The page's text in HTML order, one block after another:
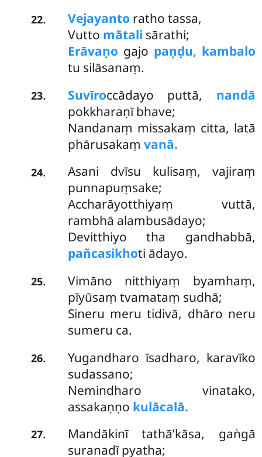
22. Vejayanto ratho tassa,
Vutto mātali sārathi;
Erāvaṇo gajo paṇḍu, kambalo
tu silāsanaṃ.
23. Suvīroccādayo puttā, nandā
pokkharaṇī bhave;
Nandanaṃ missakaṃ citta, latā
phārusakaṃ vanā.
24.
Asani dvīsu kulisaṃ, vajiraṃ
punnapuṃsake;
Accharāyotthiyaṃ vuttā,
rambhā alambusādayo;
Devitthiyo tha gandhabbā,
pañcasikhoti ādayo.
25.
Vimāno nitthiyaṃ byamhaṃ,
pīyūsaṃ tvamataṃ sudhā;
Sineru meru tidivā, dhāro neru
sumeru ca.
26.
Yugandharo īsadharo, karavīko
sudassano;
Nemindharo vinatako,
assakaṇṇo kulācalā.
27.
Mandākinī tathā’kāsa, gaṅgā
suranadī pyatha;